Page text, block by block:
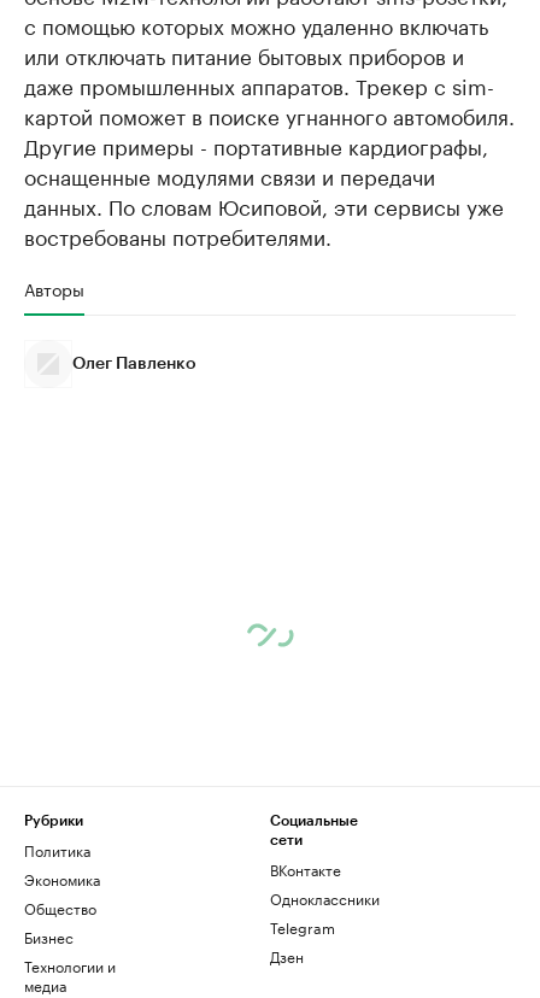
с помощью которых можно удаленно включать
или отключать питание бытовых приборов и
даже промышленных аппаратов. Трекер с sim-
картой поможет в поиске угнанного автомобиля.
Другие примеры - портативные кардиографы,
оснащенные модулями связи и передачи
данных. По словам Юсиповой, эти сервисы уже
востребованы потребителями.
Авторы
Олег Павленко
Рубрики
Политика
Экономика
Общество
Бизнес
Технологии и
медиа
Социальные
сети
ВКонтакте
Одноклассники
Telegram
Дзен